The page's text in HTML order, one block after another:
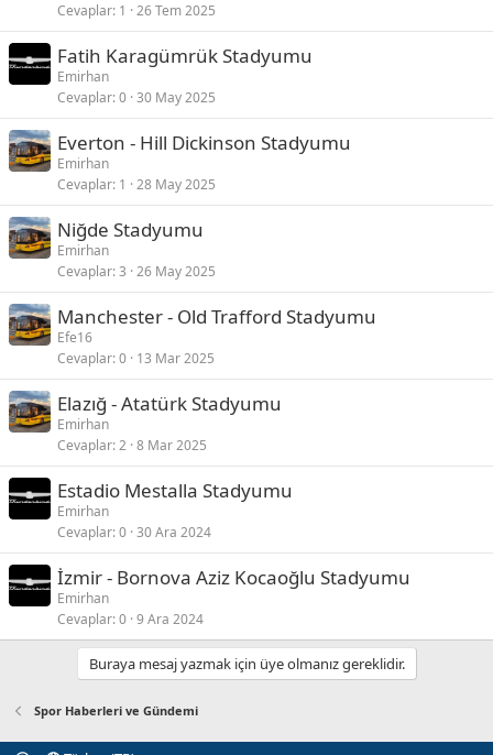
Cevaplar 1 26 Tem 2025
Fatih Karagümrük Stadyumu
Emirhan
Cevaplar 0 30 May 2025
Everton - Hill Dickinson Stadyumu
Emirhan
Cevaplar 1 28 May 2025
Niğde Stadyumu
Emirhan
Cevaplar 3 26 May 2025
Manchester - Old Trafford Stadyumu
Efe16
Cevaplar 0 13 Mar 2025
Elazığ - Atatürk Stadyumu
Emirhan
Cevaplar 2 8 Mar 2025
Estadio Mestalla Stadyumu
Emirhan
Cevaplar 0 30 Ara 2024
İzmir - Bornova Aziz Kocaoğlu Stadyumu
Emirhan
Cevaplar 0 9 Ara 2024
Buraya mesaj yazmak için üye olmanız gereklidir.
Spor Haberleri ve Gündemi